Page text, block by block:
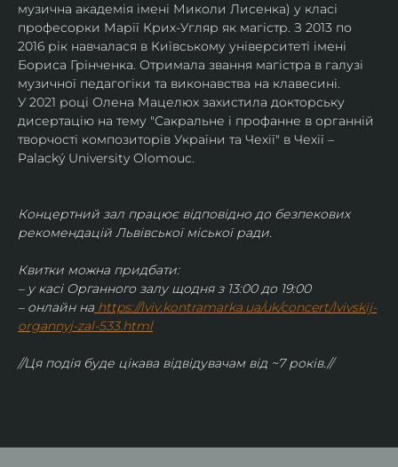
музична академія імені Миколи Лисенка) у класі
професорки Марії Крих-Угляр як магістр. З 2013 по
2016 рік навчалася в Київському університеті імені
Бориса Грінченка. Отримала звання магістра в галузі
музичної педагогіки та виконавства на клавесині.
У 2021 році Олена Мацелюх захистила докторську
дисертацію на тему "Сакральне і профанне в органній
творчості композиторів України та Чехії" в Чехії –
Palacký University Olomouc.
Концертний зал працює відповідно до безпекових
рекомендацій Львівської міської ради.
Квитки можна придбати:
– у касі Органного залу щодня з 13:00 до 19:00
– онлайн на https://lviv.kontramarka.ua/uk/concert/lvivskij-
organnyj-zal-533.html
//Ця подія буде цікава відвідувачам від ~7 років.//